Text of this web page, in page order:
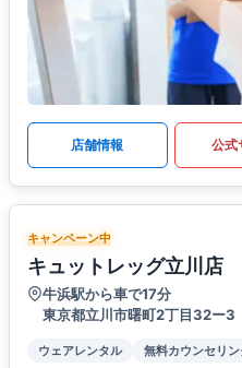
店舗情報 公式
キャンペーン中
キュットレッグ立川店
牛浜駅から車で17分
東京都立川市曙町2丁目32ー
ウェアレンタル 無料カウンセリ